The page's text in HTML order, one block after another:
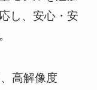
し、安心・安
高解像度